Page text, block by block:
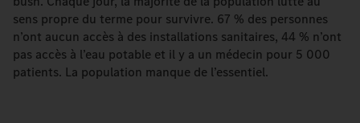
sens propre du terme pour survivre. 67 % des personnes
n’ont aucun accès à des installations sanitaires, 44 % n’ont
pas accès à l’eau potable et il y a un médecin pour 5 000
patients. La population manque de l’essentiel.